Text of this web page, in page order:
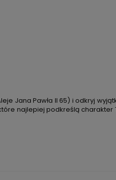
Jana Pawła II 65) i odkryj
najlepiej podkreślą charakter